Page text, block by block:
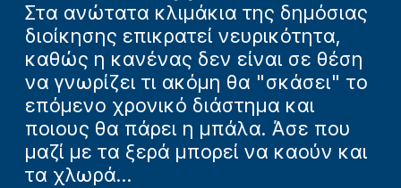
Στα ανώτατα κλιμάκια της δημόσιας
διοίκησης επικρατεί νευρικότητα,
καθώς η κανένας δεν είναι σε θέση
να γνωρίζει τι ακόμη θα "σκάσει" το
επόμενο χρονικό διάστημα και
ποιους θα πάρει η μπάλα. Άσε που
μαζί με τα ξερά μπορεί να καούν και
τα χλωρά...